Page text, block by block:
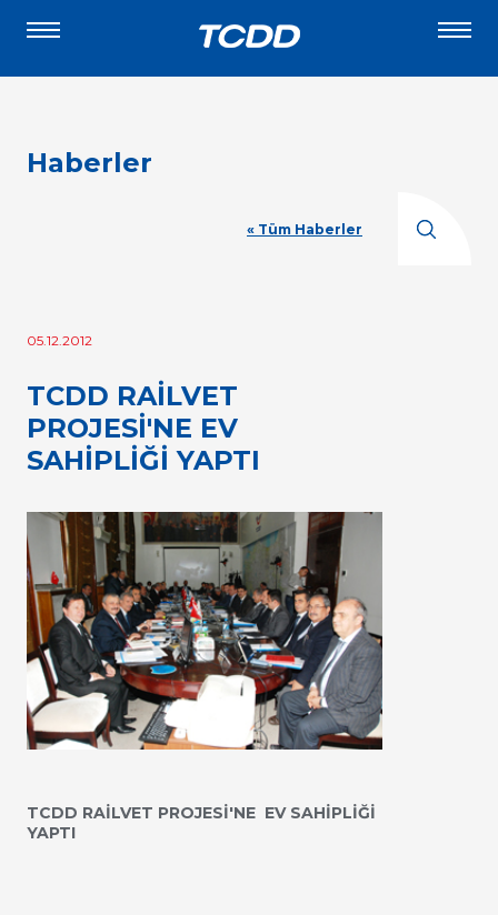
Haberler
« Tüm Haberler
05.12.2012
TCDD RAİLVET
PROJESİ'NE EV
SAHİPLİĞİ YAPTI
­TCDD RAİLVET PROJESİ'NE EV SAHİPLİĞİ
YAPTI